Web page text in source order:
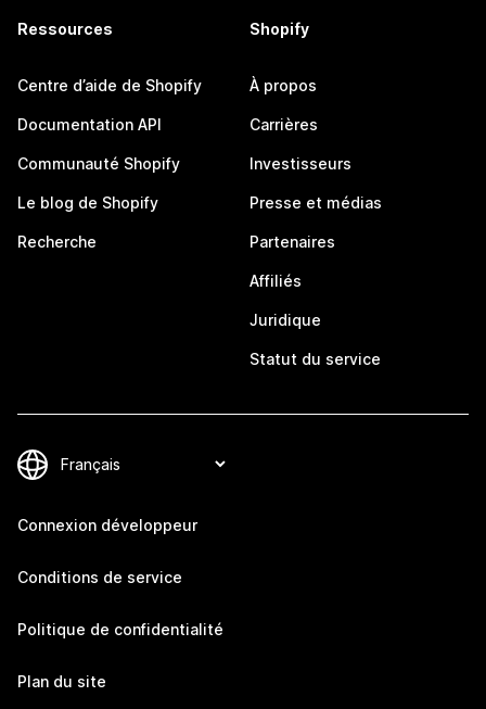
Ressources
Centre d’aide de Shopify
Documentation API
Communauté Shopify
Le blog de Shopify
Recherche
Shopify
À propos
Carrières
Investisseurs
Presse et médias
Partenaires
Affiliés
Juridique
Statut du service
Connexion développeur
Conditions de service
Politique de confidentialité
Plan du site